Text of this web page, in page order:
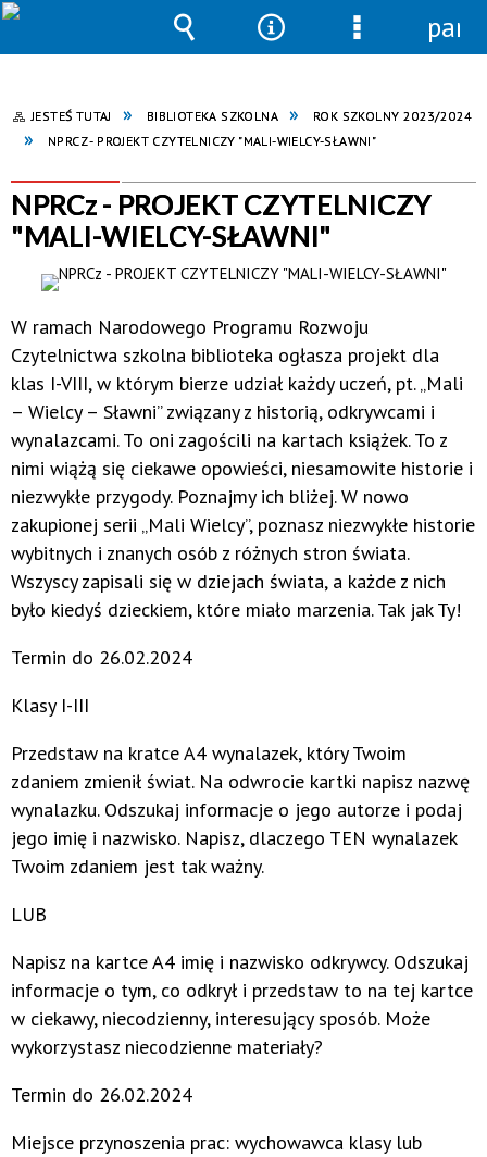
JESTEŚ TUTAJ BIBLIOTEKA SZKOLNA
ROK SZKOLNY 2023/2024
NPRCZ - PROJEKT CZYTELNICZY "MALI-WIELCY-SŁAWNI"
NPRCz - PROJEKT CZYTELNICZY
"MALI-WIELCY-SŁAWNI"
W ramach Narodowego Programu Rozwoju
Czytelnictwa szkolna biblioteka ogłasza projekt dla
klas I-VIII, w którym bierze udział każdy uczeń, pt. „Mali
– Wielcy – Sławni” związany z historią, odkrywcami i
wynalazcami. To oni zagościli na kartach książek. To z
nimi wiążą się ciekawe opowieści, niesamowite historie i
niezwykłe przygody. Poznajmy ich bliżej. W nowo
zakupionej serii „Mali Wielcy”, poznasz niezwykłe historie
wybitnych i znanych osób z różnych stron świata.
Wszyscy zapisali się w dziejach świata, a każde z nich
było kiedyś dzieckiem, które miało marzenia. Tak jak Ty!
Termin do 26.02.2024
Klasy I-III
Przedstaw na kratce A4 wynalazek, który Twoim
zdaniem zmienił świat. Na odwrocie kartki napisz nazwę
wynalazku. Odszukaj informacje o jego autorze i podaj
jego imię i nazwisko. Napisz, dlaczego TEN wynalazek
Twoim zdaniem jest tak ważny.
LUB
Napisz na kartce A4 imię i nazwisko odkrywcy. Odszukaj
informacje o tym, co odkrył i przedstaw to na tej kartce
w ciekawy, niecodzienny, interesujący sposób. Może
wykorzystasz niecodzienne materiały?
Termin do 26.02.2024
Miejsce przynoszenia prac: wychowawca klasy lub
Wyszukiwarka
NarzędziaMenu